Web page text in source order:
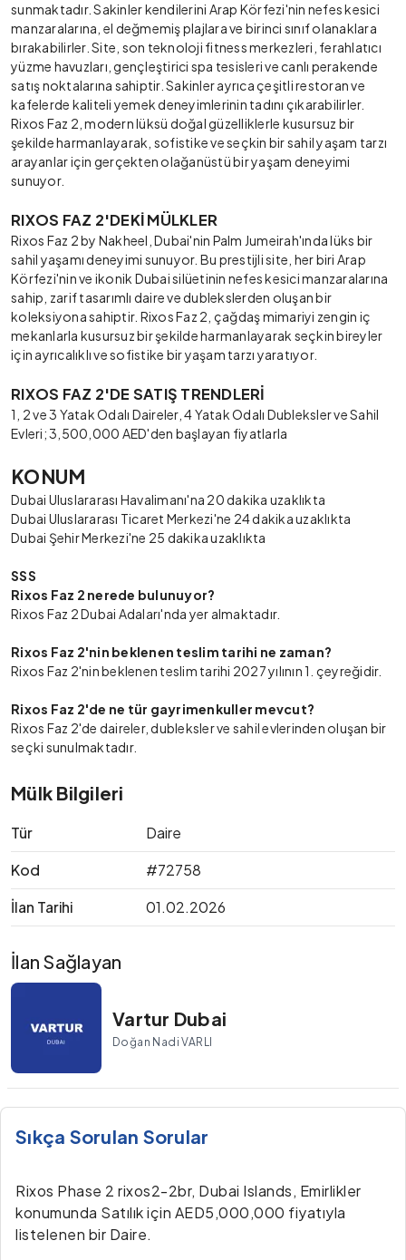
sunmaktadır. Sakinler kendilerini Arap Körfezi'nin nefes kesici
manzaralarına, el değmemiş plajlara ve birinci sınıf olanaklara
bırakabilirler. Site, son teknoloji fitness merkezleri, ferahlatıcı
yüzme havuzları, gençleştirici spa tesisleri ve canlı perakende
satış noktalarına sahiptir. Sakinler ayrıca çeşitli restoran ve
kafelerde kaliteli yemek deneyimlerinin tadını çıkarabilirler.
Rixos Faz 2, modern lüksü doğal güzelliklerle kusursuz bir
şekilde harmanlayarak, sofistike ve seçkin bir sahil yaşam tarzı
arayanlar için gerçekten olağanüstü bir yaşam deneyimi
sunuyor.
RIXOS FAZ 2'DEKİ MÜLKLER
Rixos Faz 2 by Nakheel, Dubai'nin Palm Jumeirah'ında lüks bir
sahil yaşamı deneyimi sunuyor. Bu prestijli site, her biri Arap
Körfezi'nin ve ikonik Dubai silüetinin nefes kesici manzaralarına
sahip, zarif tasarımlı daire ve dublekslerden oluşan bir
koleksiyona sahiptir. Rixos Faz 2, çağdaş mimariyi zengin iç
mekanlarla kusursuz bir şekilde harmanlayarak seçkin bireyler
için ayrıcalıklı ve sofistike bir yaşam tarzı yaratıyor.
RIXOS FAZ 2'DE SATIŞ TRENDLERİ
1, 2 ve 3 Yatak Odalı Daireler, 4 Yatak Odalı Dubleksler ve Sahil
Evleri; 3,500,000 AED'den başlayan fiyatlarla
KONUM
Dubai Uluslararası Havalimanı'na 20 dakika uzaklıkta
Dubai Uluslararası Ticaret Merkezi'ne 24 dakika uzaklıkta
Dubai Şehir Merkezi'ne 25 dakika uzaklıkta
SSS
Rixos Faz 2 nerede bulunuyor?
Rixos Faz 2 Dubai Adaları'nda yer almaktadır.
Rixos Faz 2'nin beklenen teslim tarihi ne zaman?
Rixos Faz 2'nin beklenen teslim tarihi 2027 yılının 1. çeyreğidir.
Rixos Faz 2'de ne tür gayrimenkuller mevcut?
Rixos Faz 2'de daireler, dubleksler ve sahil evlerinden oluşan bir
seçki sunulmaktadır.
Mülk Bilgileri
Tür
Daire
Kod
#72758
İlan Tarihi
01.02.2026
İlan Sağlayan
Vartur Dubai
Doğan Nadi VARLI
Sıkça Sorulan Sorular
Rixos Phase 2 rixos2-2br, Dubai Islands, Emirlikler
konumunda Satılık için AED5,000,000 fiyatıyla
listelenen bir Daire.